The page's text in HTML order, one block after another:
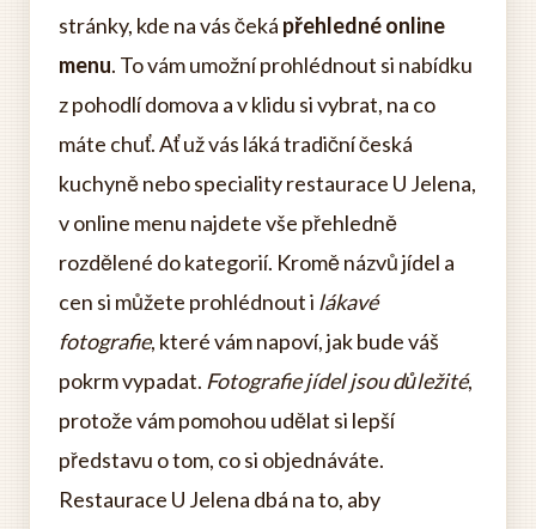
stránky, kde na vás čeká přehledné online
menu. To vám umožní prohlédnout si nabídku
z pohodlí domova a v klidu si vybrat, na co
máte chuť. Ať už vás láká tradiční česká
kuchyně nebo speciality restaurace U Jelena,
v online menu najdete vše přehledně
rozdělené do kategorií. Kromě názvů jídel a
cen si můžete prohlédnout i lákavé
fotografie, které vám napoví, jak bude váš
pokrm vypadat. Fotografie jídel jsou důležité,
protože vám pomohou udělat si lepší
představu o tom, co si objednáváte.
Restaurace U Jelena dbá na to, aby